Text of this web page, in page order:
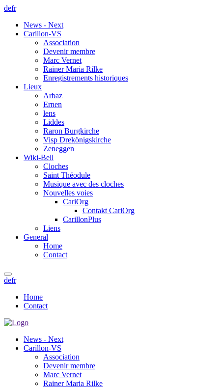
defr
News - Next
Carillon-VS
Association
Devenir membre
Marc Vernet
Rainer Maria Rilke
Enregistrements historiques
Lieux
Arbaz
Ernen
lens
Liddes
Raron Burgkirche
Visp Drekönigskirche
Zeneggen
Wiki-Bell
Cloches
Saint Théodule
Musique avec des cloches
Nouvelles voies
CariOrg
Contakt CariOrg
CarillonPlus
Liens
General
Home
Contact
defr
Home
Contact
News - Next
Carillon-VS
Association
Devenir membre
Marc Vernet
Rainer Maria Rilke